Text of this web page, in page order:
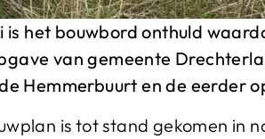
is het bouwbord onthuld
van gemeente
Hemmerbuurt en de eerder
is tot stand gekomen in